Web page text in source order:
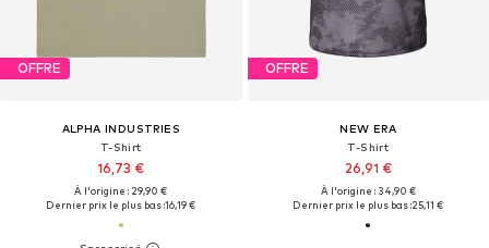
OFFRE
ALPHA INDUSTRIES
T-Shirt
16,73 €
À l'origine : 29,90 €
Dernier prix le plus bas :16,19 €
OFFRE
NEW ERA
T-Shirt
26,91 €
À l'origine : 34,90 €
Dernier prix le plus bas :25,11 €